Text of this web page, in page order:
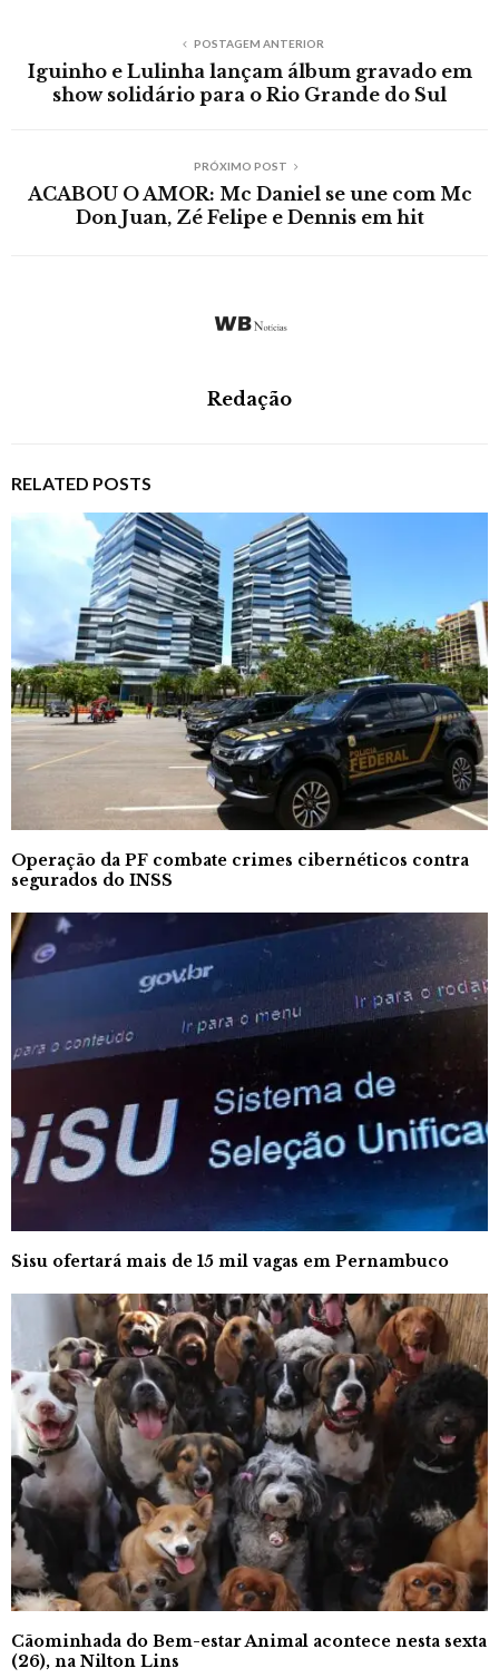
POSTAGEM ANTERIOR
Iguinho e Lulinha lançam álbum gravado em
show solidário para o Rio Grande do Sul
PRÓXIMO POST
ACABOU O AMOR: Mc Daniel se une com Mc
Don Juan, Zé Felipe e Dennis em hit
Redação
RELATED POSTS
Operação da PF combate crimes cibernéticos contra
segurados do INSS
Sisu ofertará mais de 15 mil vagas em Pernambuco
Cãominhada do Bem-estar Animal acontece nesta sexta
(26), na Nilton Lins